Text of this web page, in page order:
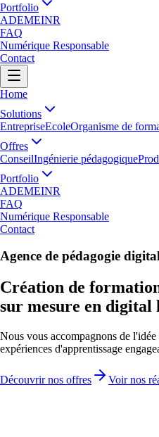
Portfolio
ADEMEINR
FAQ
Numérique Responsable
Contact
Home
Solutions
EntrepriseEcoleOrganisme de
Offres
ConseilIngénierie pédagogique
Portfolio
ADEMEINR
FAQ
Numérique Responsable
Contact
Agence de pédagogie
Création de
sur mesure en digital
Nous vous accompagnons de
expériences d'apprentissage
Découvrir nos offres Voir nos